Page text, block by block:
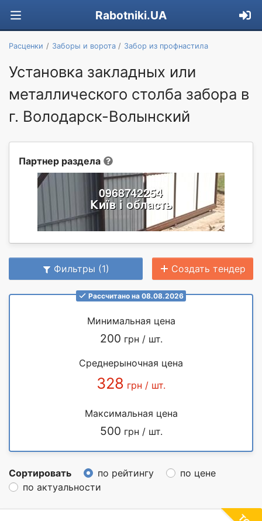
Rabotniki.UA
Расценки Заборы и ворота Забор из профнастила
Установка закладных или
металлического столба забора в
г. Володарск-Волынский
Партнер раздела
Фильтры (1) Создать тендер
Рассчитано на 08.08.2026
Минимальная цена
200 грн / шт.
Среднерыночная цена
328 грн / шт.
Максимальная цена
500 грн / шт.
Сортировать по рейтингу
по цене
по актуальности